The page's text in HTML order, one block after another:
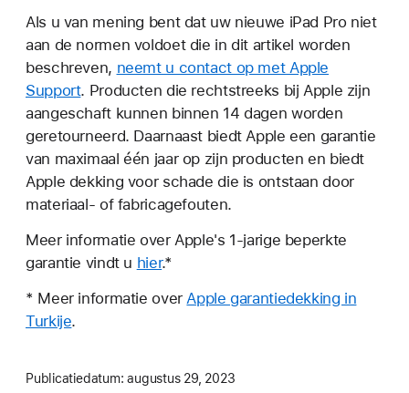
Als u van mening bent dat uw nieuwe iPad Pro niet
aan de normen voldoet die in dit artikel worden
beschreven, neemt u contact op met Apple
Support. Producten die rechtstreeks bij Apple zijn
aangeschaft kunnen binnen 14 dagen worden
geretourneerd. Daarnaast biedt Apple een garantie
van maximaal één jaar op zijn producten en biedt
Apple dekking voor schade die is ontstaan door
materiaal- of fabricagefouten.
Meer informatie over Apple's 1-jarige beperkte
garantie vindt u hier.*
* Meer informatie overApple garantiedekking in
Turkije.
Publicatiedatum: augustus 29, 2023